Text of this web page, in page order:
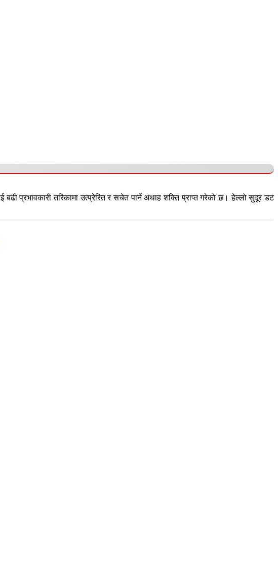
प्रभावकारी तरिकामा उत्प्रेरित र सचेत पार्ने अथाह शक्ति प्राप्त गरेको छ। हेल्लो सुदूर डट